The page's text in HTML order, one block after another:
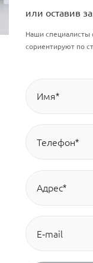
или оставив
Наши специалисты
сориентируют по